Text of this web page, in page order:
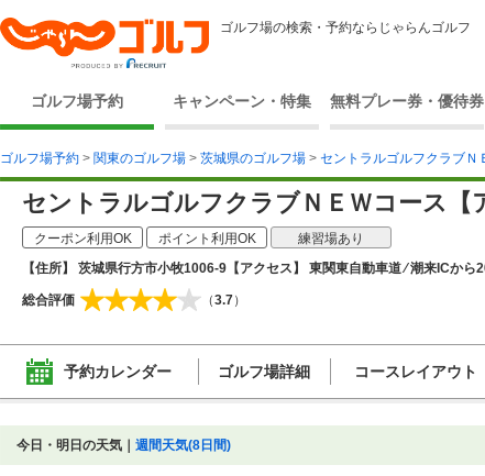
ゴルフ場の検索・予約ならじゃらんゴルフ
ゴルフ場予約 キャンペーン・特集 無料プレー券・優待券
ゴルフ場予約 > 関東のゴルフ場 > 茨城県のゴルフ場 > セントラルゴルフクラブＮ
セントラルゴルフクラブＮＥＷコース【
クーポン利用OK ポイント利用OK 練習場あり
【住所】 茨城県行方市小牧1006-9 【アクセス】 東関東自動車道 ⁄ 潮来ICから
総合評価 （3.7）
予約カレンダー ゴルフ場詳細 コースレイアウト
今日・明日の天気｜ 週間天気(8日間)